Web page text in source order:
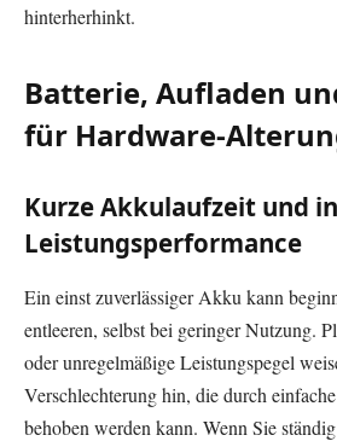
hinterherhinkt.
Batterie, Aufladen
für Hardware-
Kurze Akkulaufzeit und
Leistungsperformance
Ein einst zuverlässiger Akku kann
entleeren, selbst bei geringer Nutzung.
oder unregelmäßige Leistungspegel
Verschlechterung hin, die durch
behoben werden kann. Wenn Sie